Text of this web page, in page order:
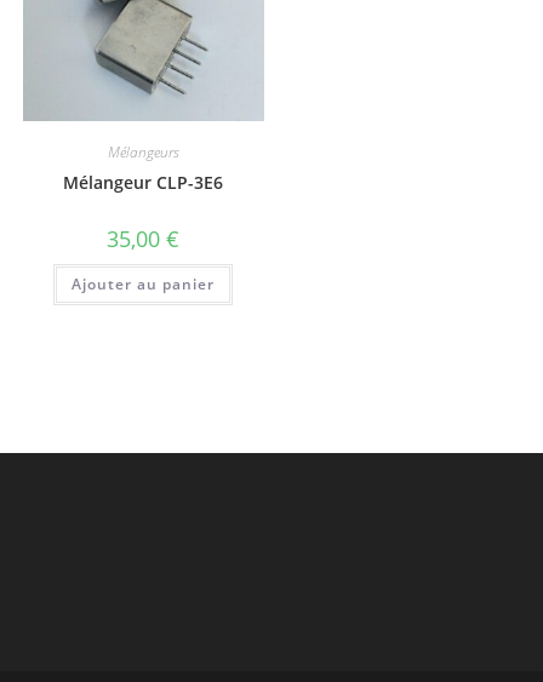
Mélangeurs
Mélangeur CLP-3E6
35,00€
Ajouter au panier